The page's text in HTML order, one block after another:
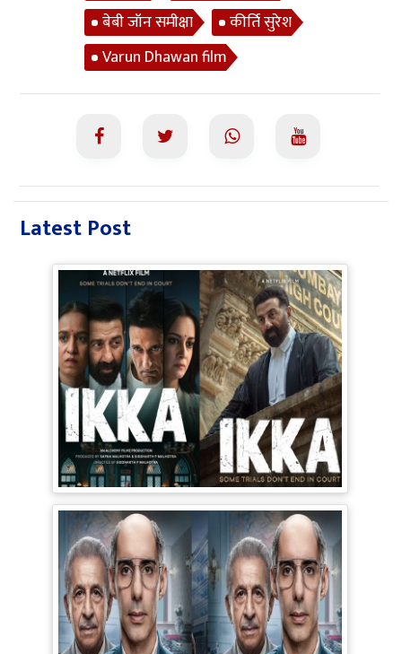
बेबी जॉन समीक्षा
कीर्ति सुरेश
Varun Dhawan film
Latest Post
Ikka Movie Review: 90s के दौर में फंसी
सनी-अक्षय की फिल्म, Courtroom Drama
पूरी तरह बेअसर